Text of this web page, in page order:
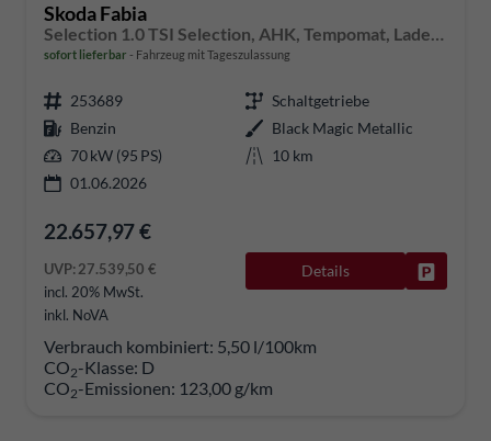
Skoda Fabia
Selection 1.0 TSI Selection, AHK, Tempomat, Ladeboden, Park, Winterpaket, SmartLink, 4-J Garantie
sofort lieferbar Fahrzeug mit Tageszulassung
253689
Schaltgetriebe
Benzin
Black Magic Metallic
70 kW (95 PS)
10 km
01.06.2026
22.657,97 €
UVP:27.539,50 €
incl. 20% MwSt.
inkl. NoVA
Details
Verbrauch kombiniert: 5,50 l/100km
CO2-Klasse: D
CO2-Emissionen: 123,00 g/km